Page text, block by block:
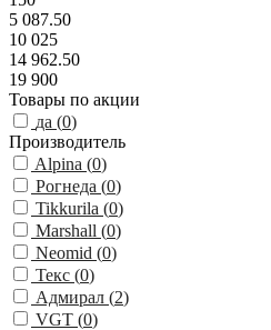
5 087.50
10 025
14 962.50
19 900
Товары по акции
да (0)
Производитель
Alpina (0)
Рогнеда (0)
Tikkurila (0)
Marshall (0)
Neomid (0)
Текс (0)
Адмирал (2)
VGT (0)